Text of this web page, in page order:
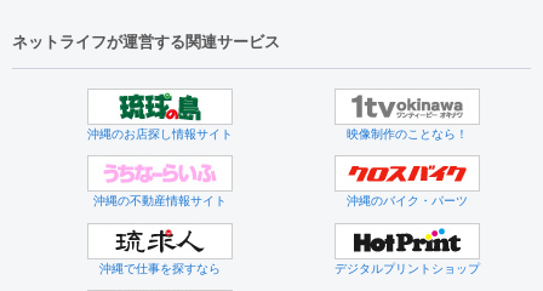
ネットライフが運営する関連サービス
沖縄のお店探し情報サイト 映像制作のことなら！
沖縄の不動産情報サイト 沖縄のバイク・パーツ
沖縄で仕事を探すなら デジタルプリントショップ